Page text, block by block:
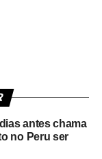
antes chama
no Peru ser